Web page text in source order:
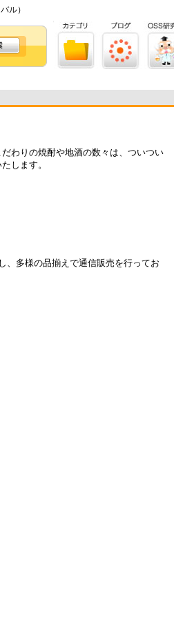
ル）
わりの焼酎や地酒の数々は、ついつい
します。
、多様の品揃えで通信販売を行ってお